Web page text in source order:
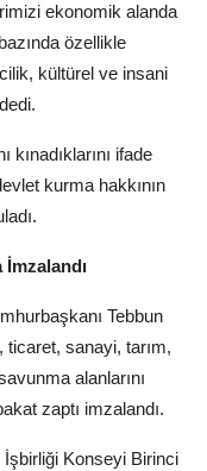
ekonomik alanda
özellikle
kültürel ve insani
kınadıklarını ifade
kurma hakkının
İmzalandı
Tebbun
sanayi, tarım,
alanlarını
zaptı imzalandı.
İşbirliği Konseyi Birinci